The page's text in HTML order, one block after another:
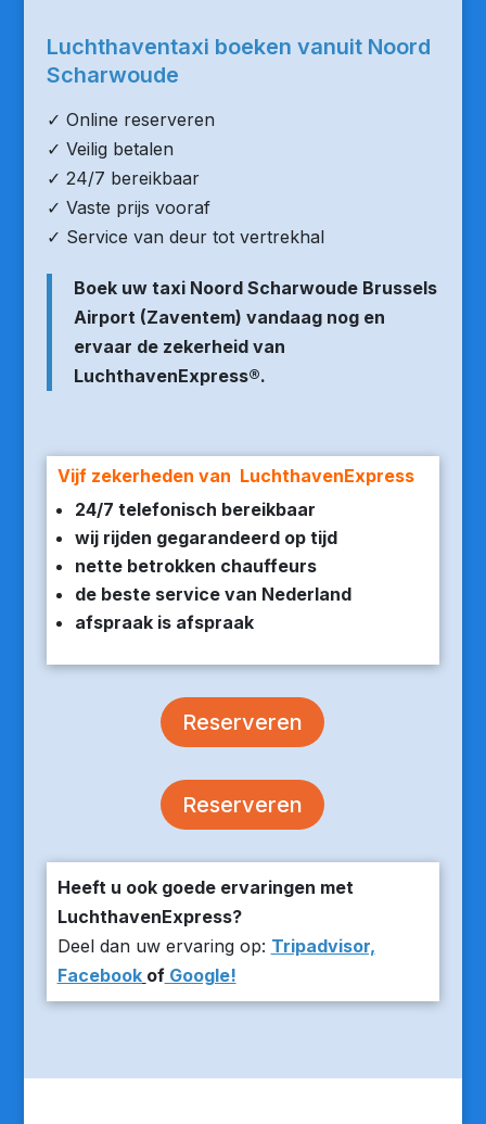
Luchthaventaxi boeken vanuit Noord
Scharwoude
✓ Online reserveren
✓ Veilig betalen
✓ 24/7 bereikbaar
✓ Vaste prijs vooraf
✓ Service van deur tot vertrekhal
Boek uw taxi Noord Scharwoude Brussels
Airport (Zaventem) vandaag nog en
ervaar de zekerheid van
LuchthavenExpress®.
Vijf zekerheden van LuchthavenExpress
24/7 telefonisch bereikbaar
wij rijden gegarandeerd op tijd
nette betrokken chauffeurs
de beste service van Nederland
afspraak is afspraak
Reserveren
Reserveren
Heeft u ook goede ervaringen met
LuchthavenExpress?
Deel dan uw ervaring op: Tripadvisor,
Facebook ofGoogle!